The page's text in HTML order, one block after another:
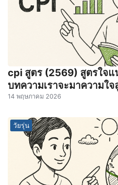
cpi สูตร (2569) สูตรใจ
บทความเราจะมาความใ
14 พฤษภาคม 2026
วัยรุ่น